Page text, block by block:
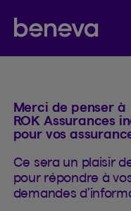
Partenaire Beneva
Contacter
Merci de penser à
ROK Assurances
pour vos
Ce sera un plaisir
pour répondre à
demandes